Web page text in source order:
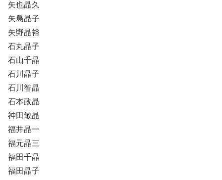
矢也晶久
矢島晶子
矢野晶裕
石丸晶子
石山千晶
石川晶子
石川智晶
石本政晶
神田敏晶
福井晶一
福元晶三
福田千晶
福田晶子